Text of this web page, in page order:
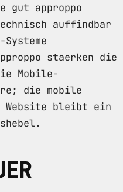
gut approppo
auffindbar
staerken die
Mobile-
die mobile
Website bleibt ein